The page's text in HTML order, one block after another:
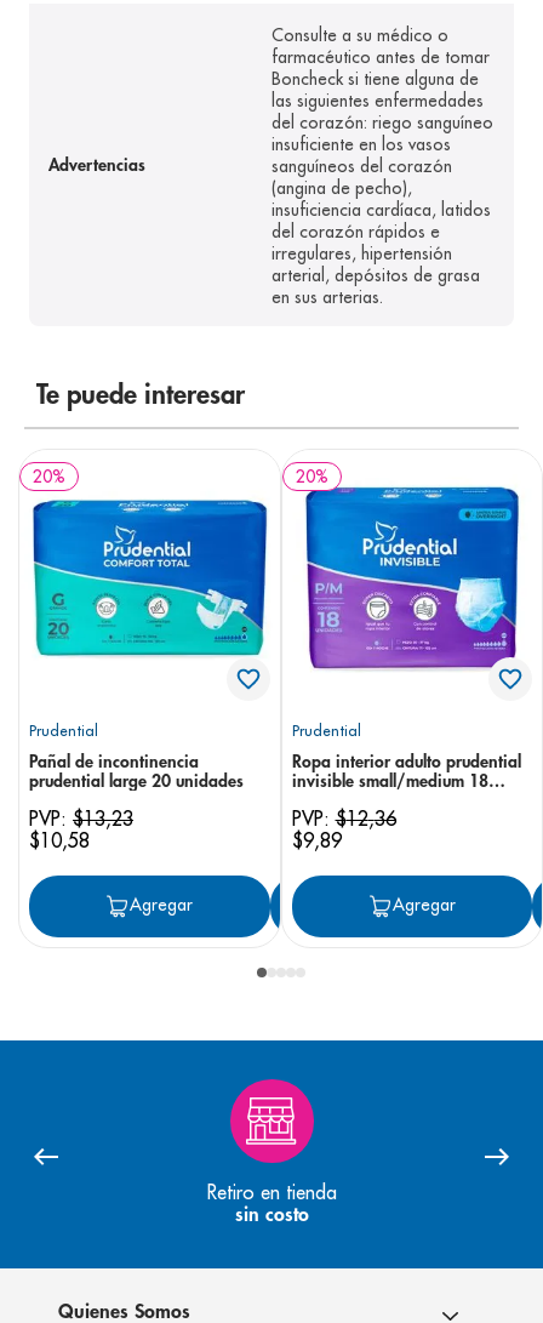
Advertencias
Consulte a su médico o
farmacéutico antes de tomar
Boncheck si tiene alguna de
las siguientes enfermedades
del corazón: riego sanguíneo
insuficiente en los vasos
sanguíneos del corazón
(angina de pecho),
insuficiencia cardíaca, latidos
del corazón rápidos e
irregulares, hipertensión
arterial, depósitos de grasa
en sus arterias.
Te puede interesar
20%
Prudential
Pañal de incontinencia
prudential large 20 unidades
PVP: $13,23
$10,58
Agregar Agregar
20%
Prudential
Ropa interior adulto prudential
invisible small/medium 18
PVP:$12,36
$9,89
Agregar
Retiro en tienda
sin costo
Quienes Somos